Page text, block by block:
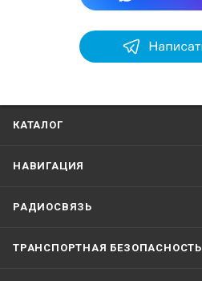
КАТАЛОГ
НАВИГАЦИЯ
РАДИОСВЯЗЬ
ТРАНСПОРТНАЯ БЕЗОПАСНОСТЬ